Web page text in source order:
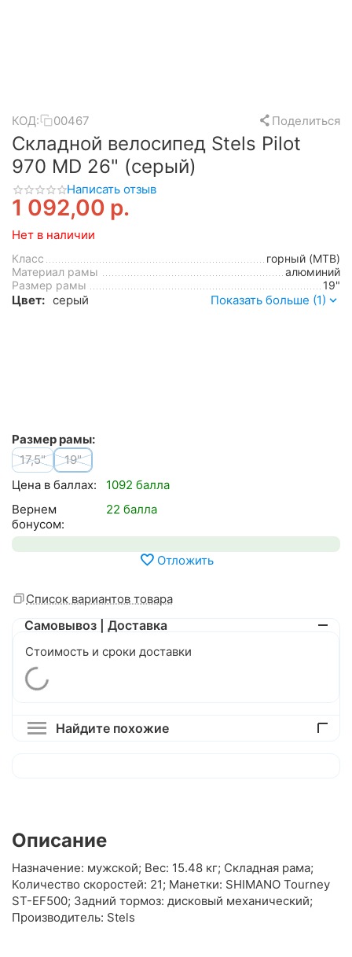
КОД: 00467 Поделиться
Складной велосипед Stels Pilot
970 MD 26" (серый)
Написать отзыв
1 092,00 р.
Нет в наличии
Класс
горный (MTB)
Материал рамы
алюминий
Размер рамы
19"
Цвет: серый Показать больше (1)
Размер рамы:
17,5"
19"
Цена в баллах:
1092 балла
Вернем
бонусом:
22 балла
Отложить
Список вариантов товара
Самовывоз | Доставка
Стоимость и сроки доставки
Найдите похожие
Описание
Назначение: мужской; Вес: 15.48 кг; Складная рама;
Количество скоростей: 21; Манетки: SHIMANO Tourney
ST-EF500; Задний тормоз: дисковый механический;
Производитель: Stels